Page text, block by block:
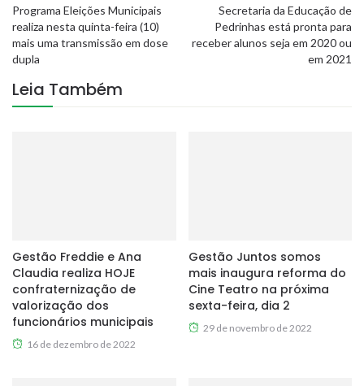
Programa Eleições Municipais
realiza nesta quinta-feira (10)
mais uma transmissão em dose
dupla
Secretaria da Educação de
Pedrinhas está pronta para
receber alunos seja em 2020 ou
em 2021
Leia Também
Gestão Freddie e Ana
Claudia realiza HOJE
confraternização de
valorização dos
funcionários municipais
16 de dezembro de 2022
Gestão Juntos somos
mais inaugura reforma do
Cine Teatro na próxima
sexta-feira, dia 2
29 de novembro de 2022